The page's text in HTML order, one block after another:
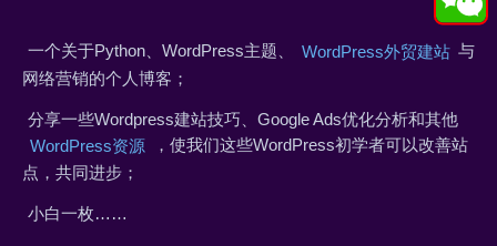
一个关于Python、WordPress主题、 WordPress外贸建站 与
网络营销的个人博客；
分享一些Wordpress建站技巧、Google Ads优化分析和其他
WordPress资源
，使我们这些WordPress初学者可以改善站
点，共同进步；
小白一枚……